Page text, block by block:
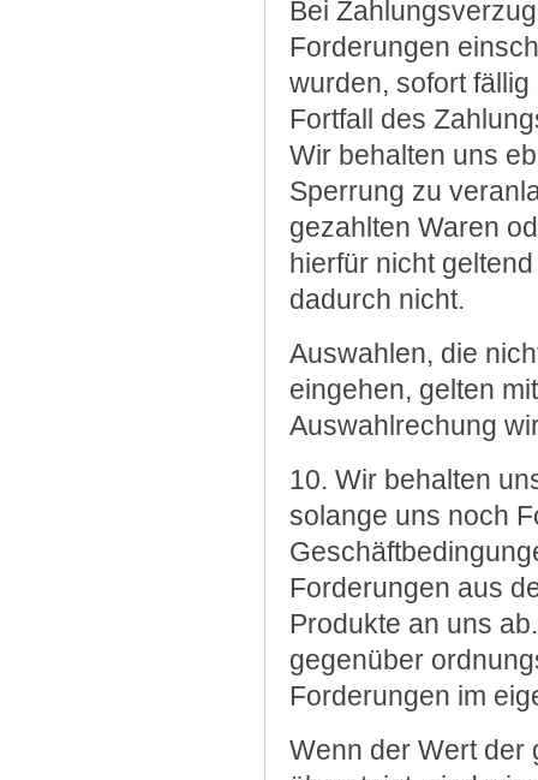
Bei
Forderungen
wurden, sofort
Fortfall des
Wir behalten uns
Sperrung zu
gezahlten Waren
hierfür nicht
dadurch nicht.
Auswahlen, die
eingehen, gelten
Auswahlrechung
10. Wir behalten
solange uns noch
Forderungen aus
Produkte an uns
gegenüber
Forderungen im
Wenn der Wert der